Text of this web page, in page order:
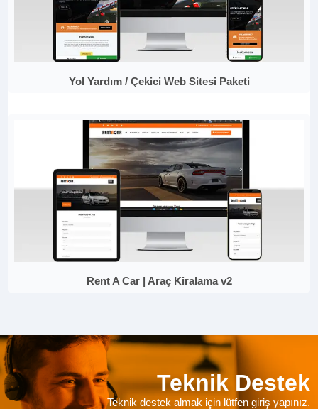
Yol Yardım / Çekici Web Sitesi Paketi
Rent A Car | Araç Kiralama v2
Teknik Destek
Teknik destek almak için lütfen giriş yapınız.